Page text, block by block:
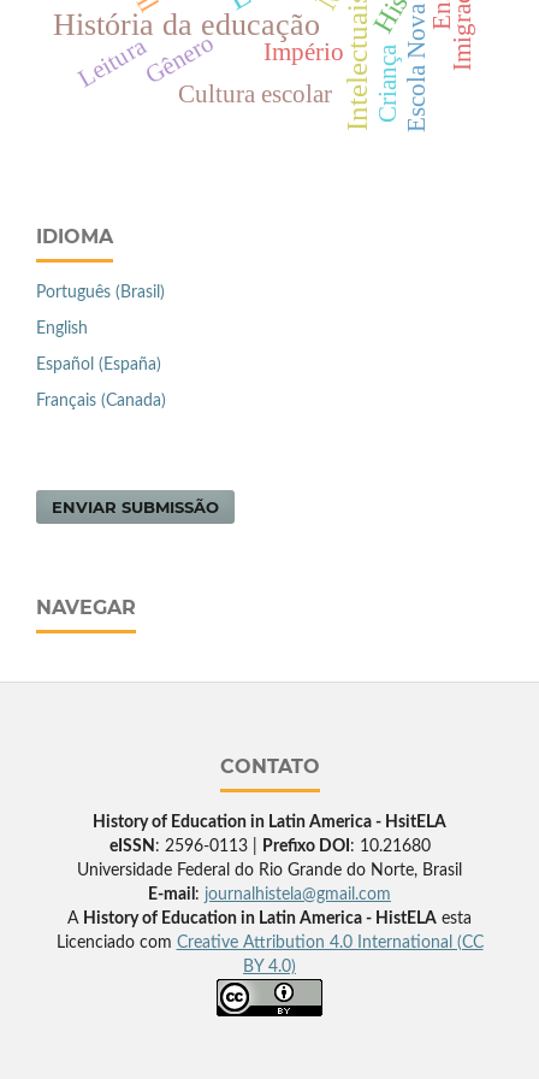
História da educação Intelectuais
Império
Gênero
Cultura escolar Escola Nova
Leitura Criança
IDIOMA
Português (Brasil)
English
Español (España)
Français (Canada)
ENVIAR SUBMISSÃO
NAVEGAR
CONTATO
History of Education in Latin America - HsitELA
eISSN : 2596-0113 | Prefixo DOI : 10.21680
Universidade Federal do Rio Grande do Norte, Brasil
E-mail : journalhistela@gmail.com
A History of Education in Latin America - HistELA esta
Licenciado com Creative Attribution 4.0 International (CC
BY 4.0)